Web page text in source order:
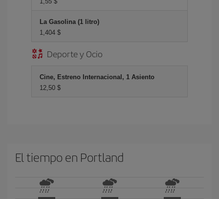
La Gasolina (1 litro)
1,404 $
Deporte y Ocio
Cine, Estreno Internacional, 1 Asiento
12,50 $
El tiempo en Portland